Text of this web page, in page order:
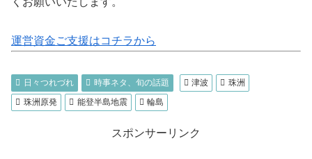
運営資金ご支援はコチラから
日々つれづれ 時事ネタ、旬の話題 津波
珠洲
珠洲原発
能登半島地震 輪島
スポンサーリンク